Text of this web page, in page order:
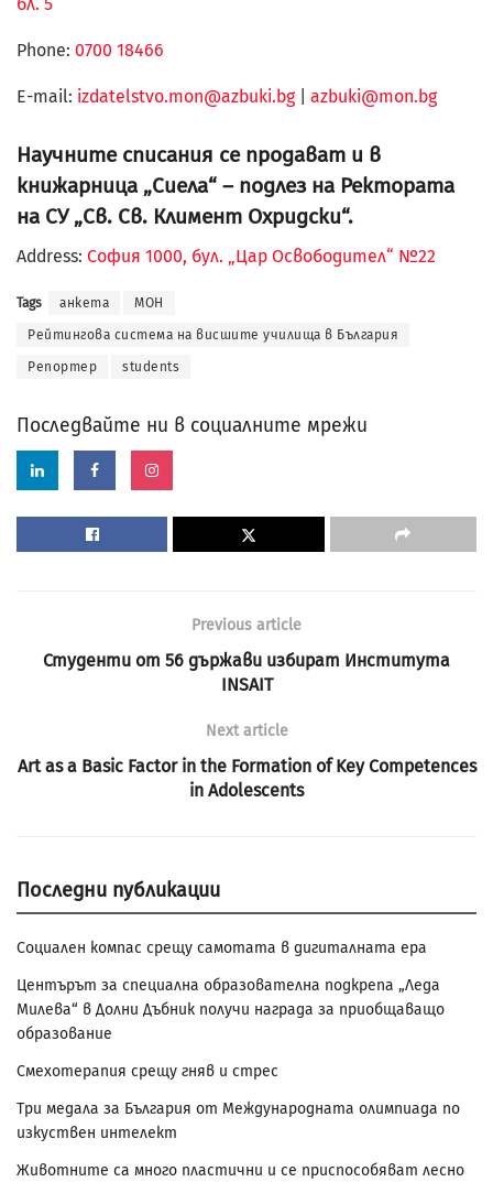
Phone: 0700 18466
Е-mail: izdatelstvo.mon@azbuki.bg| azbuki@mon.bg
Научните списания се продават и в
книжарница „Сиела“ – подлез на Ректората
на СУ „Св. Св. Климент Охридски“.
Address: София 1000, бул. „Цар Освободител“ №22
Tags анкета МОН
Рейтингова система на висшите училища в България
Репортер students
Последвайте ни в социалните мрежи
Previous article
Студенти от 56 държави избират Института
INSAIT
Next article
Art as a Basic Factor in the Formation of Key Competences
in Adolescents
Последни публикации
Социален компас срещу самотата в дигиталната ера
Центърът за специална образователна подкрепа „Леда
Милева“ в Долни Дъбник получи награда за приобщаващо
образование
Смехотерапия срещу гняв и стрес
Три медала за България от Международната олимпиада по
изкуствен интелект
Животните са много пластични и се приспособяват лесно